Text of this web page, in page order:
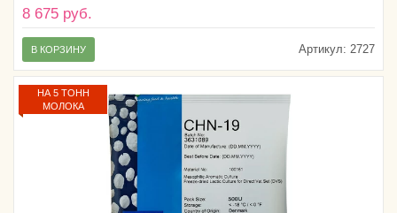
8 675 руб.
Артикул: 2727
В КОРЗИНУ
НА 5 ТОНН
МОЛОКА